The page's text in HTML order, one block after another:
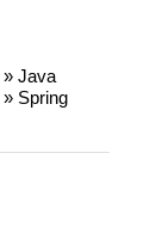
» Java
» Spring